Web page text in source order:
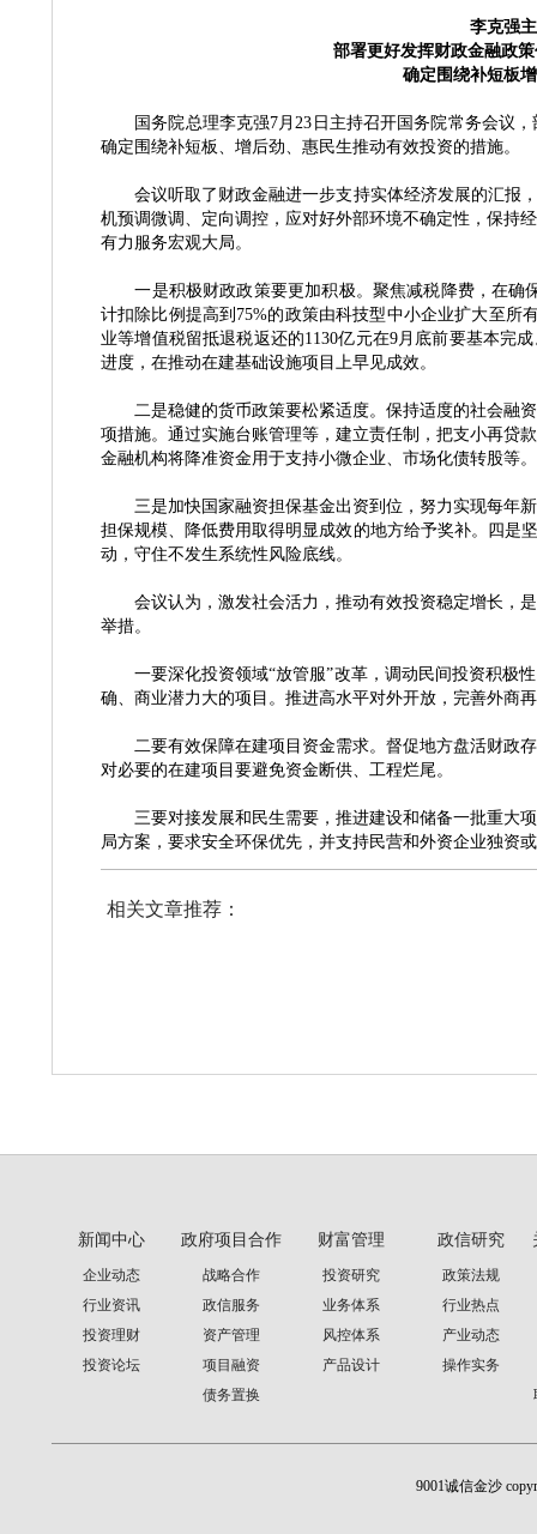
李克强
部署更好发挥财政金融政
确定围绕补短板
国务院总理李克强7月23日主持召开国务院常务会议
确定围绕补短板、增后劲、惠民生推动有效投资的措施。
会议听取了财政金融进一步支持实体经济发展的汇报
机预调微调、定向调控，应对好外部环境不确定性，保持
有力服务宏观大局。
一是积极财政政策要更加积极。聚焦减税降费，在确
计扣除比例提高到75%的政策由科技型中小企业扩大至所
业等增值税留抵退税返还的1130亿元在9月底前要基本完
进度，在推动在建基础设施项目上早见成效。
二是稳健的货币政策要松紧适度。保持适度的社会融资
项措施。通过实施台账管理等，建立责任制，把支小再贷
金融机构将降准资金用于支持小微企业、市场化债转股等
三是加快国家融资担保基金出资到位，努力实现每年
担保规模、降低费用取得明显成效的地方给予奖补。四是
动，守住不发生系统性风险底线。
会议认为，激发社会活力，推动有效投资稳定增长，是
举措。
一要深化投资领域“放管服”改革，调动民间投资积极
确、商业潜力大的项目。推进高水平对外开放，完善外商
二要有效保障在建项目资金需求。督促地方盘活财政存
对必要的在建项目要避免资金断供、工程烂尾。
三要对接发展和民生需要，推进建设和储备一批重大项
局方案，要求安全环保优先，并支持民营和外资企业独资
相关文章推荐：
新闻中心
企业动态
行业资讯
投资理财
投资论坛
政府项目合作
战略合作
政信服务
资产管理
项目融资
债务置换
财富管理
投资研究
业务体系
风控体系
产品设计
政信研究
政策法规
行业热点
产业动态
操作实务
9001诚信金沙